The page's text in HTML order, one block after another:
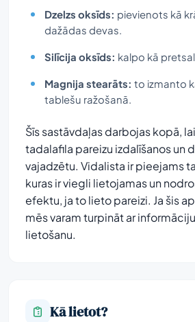
Dzelzs oksīds: pievienots kā
dažādas devas.
Silīcija oksīds: kalpo kā
Magnija stearāts: to izmanto
tablešu ražošanā.
Šīs sastāvdaļas darbojas kopā,
tadalafila pareizu izdalīšanos un
vajadzētu. Vidalista ir pieejams
kuras ir viegli lietojamas un
efektu, ja to lieto pareizi. Ja šis
mēs varam turpināt ar
lietošanu.
Kā lietot?